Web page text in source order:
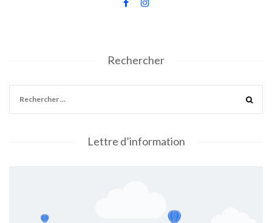
Rechercher
Lettre d’information